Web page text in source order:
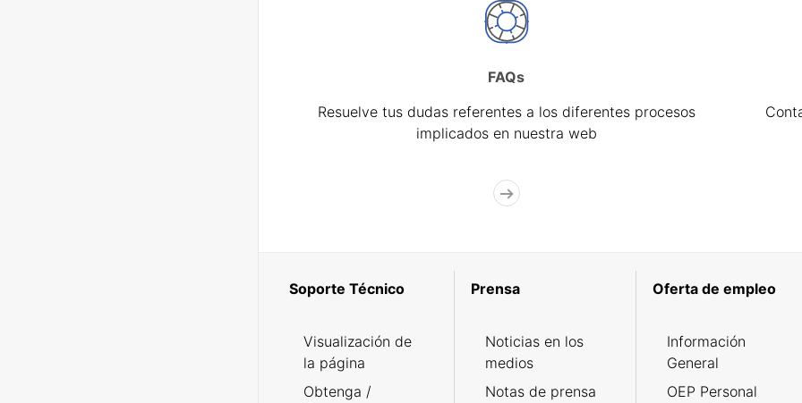
FAQs
Resuelve tus dudas referentes a los diferentes procesos
implicados en nuestra web
Soporte Técnico
Visualización de
la página
Obtenga /
Prensa
Noticias en los
medios
Notas de prensa
Oferta de empleo
Información
General
OEP Personal